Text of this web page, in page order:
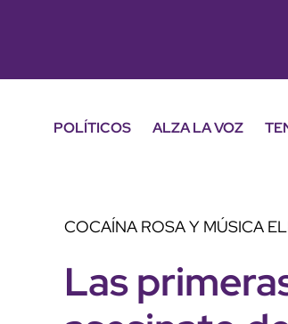
POLÍTICOS ALZA LA VOZ
COCAÍNA ROSA Y MÚSICA
Las